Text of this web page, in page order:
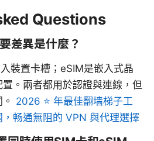
Questions
差異是什麼？
裝置卡槽；eSIM是嵌入式晶
。兩者都用於認證與連線，但
2026 ⭐ 年最佳翻墙梯子工
畅通無阻的 VPN 與代理選擇